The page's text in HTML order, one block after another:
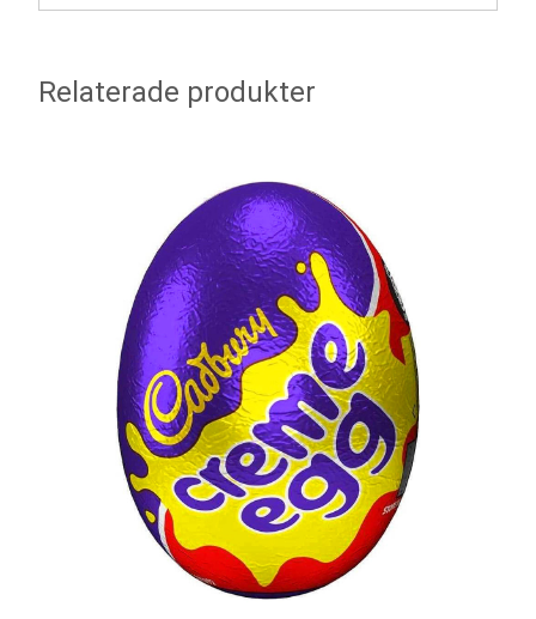
Relaterade produkter